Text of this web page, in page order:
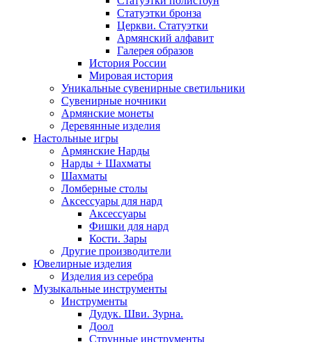
Статуэтки бронза
Церкви. Статуэтки
Армянский алфавит
Галерея образов
История России
Мировая история
Уникальные сувенирные светильники
Сувенирные ночники
Армянские монеты
Деревянные изделия
Настольные игры
Армянские Нарды
Нарды + Шахматы
Шахматы
Ломберные столы
Аксессуары для нард
Аксессуары
Фишки для нард
Кости. Зары
Другие производители
Ювелирные изделия
Изделия из серебра
Музыкальные инструменты
Инструменты
Дудук. Шви. Зурна.
Доол
Струнные инструменты